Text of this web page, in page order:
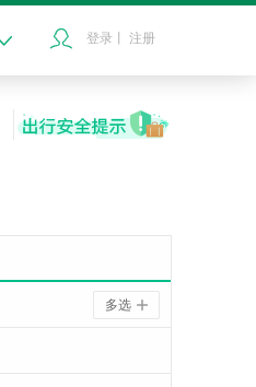
登录 注册
多选